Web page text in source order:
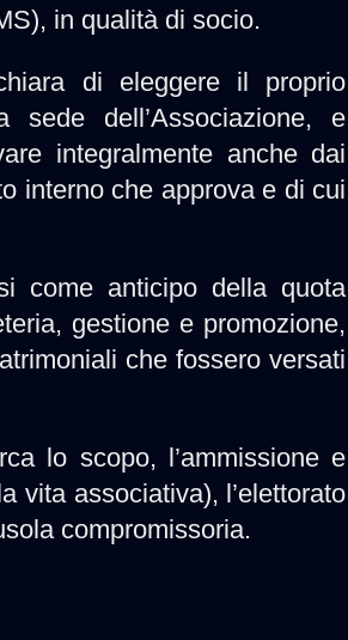
in qualità di socio.
di eleggere il proprio
dell’Associazione, e
integralmente anche dai
interno che approva e di cui
come anticipo della quota
gestione e promozione,
che fossero versati
lo scopo, l’ammissione e
vita associativa), l’elettorato
compromissoria.